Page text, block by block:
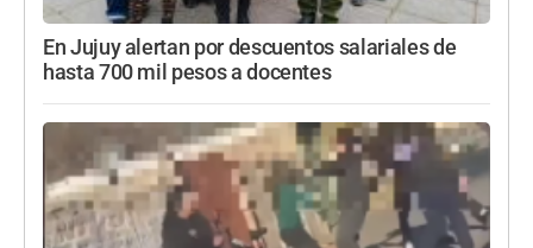
En Jujuy alertan por descuentos salariales de
hasta 700 mil pesos a docentes